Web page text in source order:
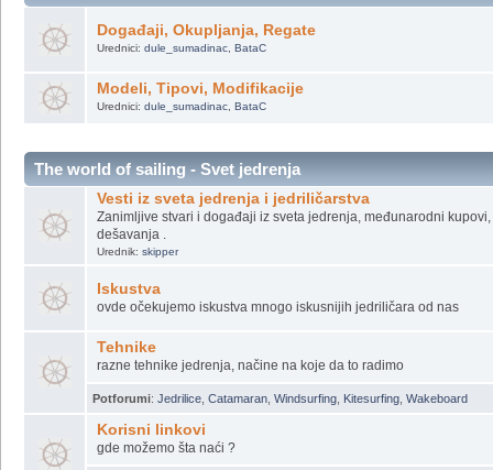
Kanu & Kajak
Događaji, Okupljanja, Regate
Modeli, Tipovi, Modifikacije
Urednici: dule_sumadinac BataC
The world of sailing - Svet jedrenja
Vesti iz sveta jedrenja i jedriličarstva
Zanimljive stvari i događaji iz sveta jedrenja, međunarodni
Iskustva
ovde očekujemo iskustva mnogo iskusnijih jedriličara od nas
Tehnike
razne tehnike jedrenja, načine na koje da to radimo